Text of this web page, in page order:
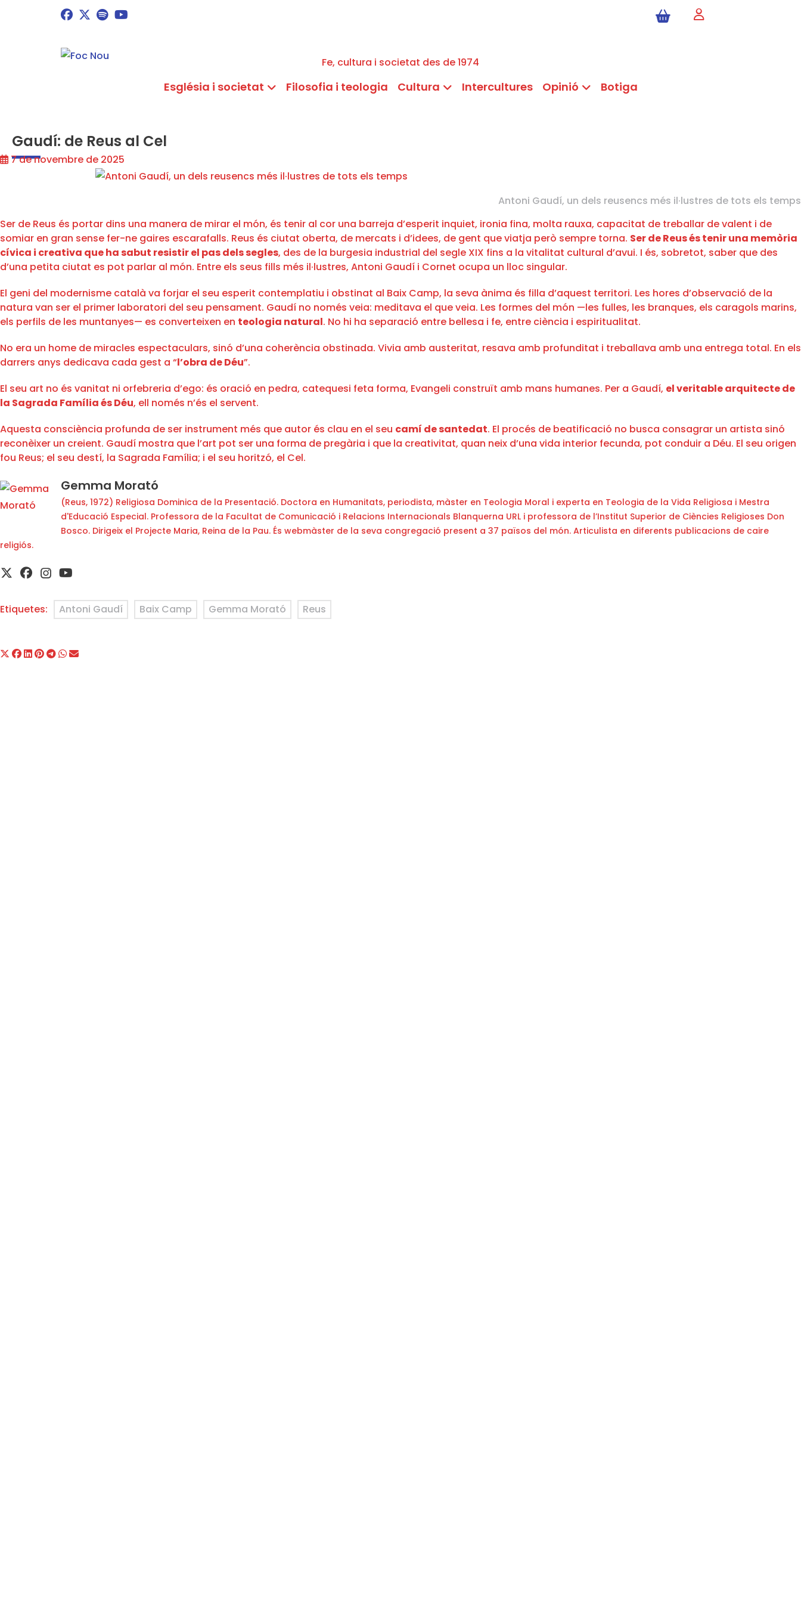
Fe, cultura i societat des de 1974
Església i societat Filosofia i teologia Cultura Intercultures Opinió Botiga
Gaudí: de Reus al Cel
7 de novembre de 2025
Antoni Gaudí, un dels reusencs més il·lustres de tots els temps
Ser de Reus és portar dins una manera de mirar el món, és tenir al cor una barreja d’esperit inquiet, ironia fina, molta rauxa, capacitat de treballar de valent i de
somiar en gran sense fer-ne gaires escarafalls. Reus és ciutat oberta, de mercats i d’idees, de gent que viatja però sempre torna. Ser de Reus és tenir una memòria
cívica i creativa que ha sabut resistir el pas dels segles, des de la burgesia industrial del segle XIX fins a la vitalitat cultural d’avui. I és, sobretot, saber que des
d’una petita ciutat es pot parlar al món. Entre els seus fills més il·lustres, Antoni Gaudí i Cornet ocupa un lloc singular.
El geni del modernisme català va forjar el seu esperit contemplatiu i obstinat al Baix Camp, la seva ànima és filla d’aquest territori. Les hores d’observació de la
natura van ser el primer laboratori del seu pensament. Gaudí no només veia: meditava el que veia. Les formes del món —les fulles, les branques, els caragols marins,
els perfils de les muntanyes— es converteixen en teologia natural. No hi ha separació entre bellesa i fe, entre ciència i espiritualitat.
No era un home de miracles espectaculars, sinó d’una coherència obstinada. Vivia amb austeritat, resava amb profunditat i treballava amb una entrega total. En els
darrers anys dedicava cada gest a “l’obra de Déu”.
El seu art no és vanitat ni orfebreria d’ego: és oració en pedra, catequesi feta forma, Evangeli construït amb mans humanes. Per a Gaudí, el veritable arquitecte de
la Sagrada Família és Déu, ell només n’és el servent.
Aquesta consciència profunda de ser instrument més que autor és clau en el seu camí de santedat. El procés de beatificació no busca consagrar un artista sinó
reconèixer un creient. Gaudí mostra que l’art pot ser una forma de pregària i que la creativitat, quan neix d’una vida interior fecunda, pot conduir a Déu. El seu origen
fou Reus; el seu destí, la Sagrada Família; i el seu horitzó, el Cel.
Gemma Morató
(Reus, 1972) Religiosa Dominica de la Presentació. Doctora en Humanitats, periodista, màster en Teologia Moral i experta en Teologia de la Vida Religiosa i Mestra
d'Educació Especial. Professora de la Facultat de Comunicació i Relacions Internacionals Blanquerna URL i professora de l’Institut Superior de Ciències Religioses Don
Bosco. Dirigeix el Projecte Maria, Reina de la Pau. És webmàster de la seva congregació present a 37 països del món. Articulista en diferents publicacions de caire
religiós.
Etiquetes: Antoni Gaudí Baix Camp Gemma Morató Reus